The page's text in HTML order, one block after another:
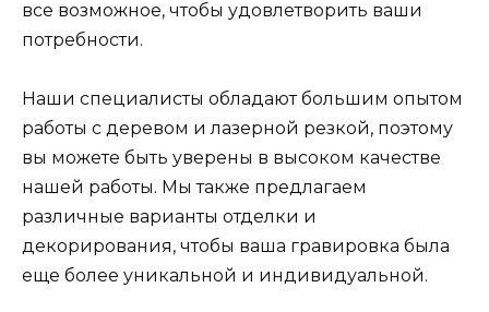
все возможное, чтобы удовлетворить ваши
потребности.
Наши специалисты обладают большим опытом
работы с деревом и лазерной резкой, поэтому
вы можете быть уверены в высоком качестве
нашей работы. Мы также предлагаем
различные варианты отделки и
декорирования, чтобы ваша гравировка была
еще более уникальной и индивидуальной.